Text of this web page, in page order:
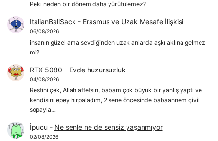
Peki neden bir dönem daha yürütülemez?
ItalianBallSack - Erasmus ve Uzak Mesafe İlişkisi
06/08/2026
insanın güzel ama sevdiğinden uzak anlarda aşkı aklına gelmez
mi?
RTX 5080 - Evde huzursuzluk
04/08/2026
Restini çek, Allah affetsin, babam çok büyük bir yanlış yaptı ve
kendisini epey hırpaladım, 2 sene öncesinde babaannem çivili
sopayla…
İpucu - Ne senle ne de sensiz yaşanmıyor
02/08/2026